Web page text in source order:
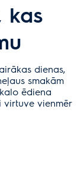
kas
dienas,
smakām
ēdiena
virtuve vienmēr